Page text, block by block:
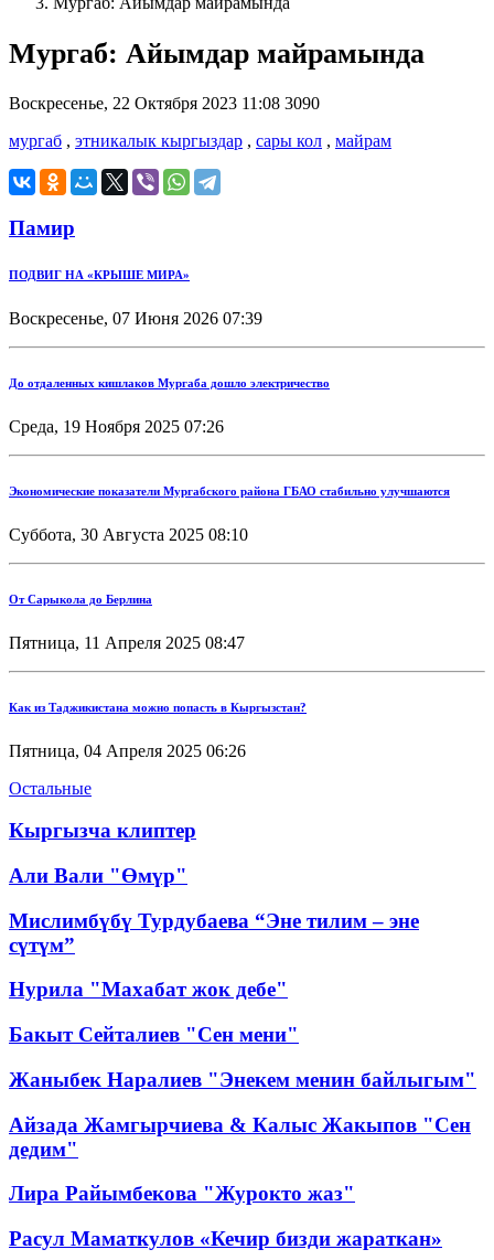
Мургаб: Айымдар майрамында
Воскресенье, 22 Октября 2023 11:08 3090
мургаб , этникалык кыргыздар , сары кол , майрам
Памир
ПОДВИГ НА «КРЫШЕ МИРА»
Воскресенье, 07 Июня 2026 07:39
До отдаленных кишлаков Мургаба дошло электричество
Среда, 19 Ноября 2025 07:26
Экономические показатели Мургабского района ГБАО стабильно улучшаются
Суббота, 30 Августа 2025 08:10
От Сарыкола до Берлина
Пятница, 11 Апреля 2025 08:47
Как из Таджикистана можно попасть в Кыргызстан?
Пятница, 04 Апреля 2025 06:26
Остальные
Кыргызча клиптер
Али Вали "Өмүр"
Мислимбүбү Турдубаева “Эне тилим – эне
сүтүм”
Нурила "Махабат жок дебе"
Бакыт Сейталиев "Сен мени"
Жаныбек Наралиев "Энекем менин байлыгым"
Айзада Жамгырчиева & Калыс Жакыпов "Сен
дедим"
Лира Райымбекова "Журокто жаз"
Расул Маматкулов «Кечир бизди жараткан»